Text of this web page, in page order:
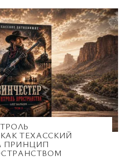
ТЕХАССКИЙ
ПРИНЦИП